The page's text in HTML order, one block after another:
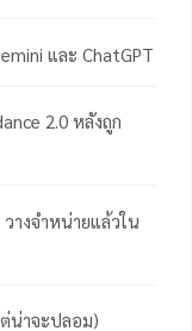
และ ChatGPT
2.0 หลังถูก
างจำหน่ายแล้วใน
น่าจะปลอม)